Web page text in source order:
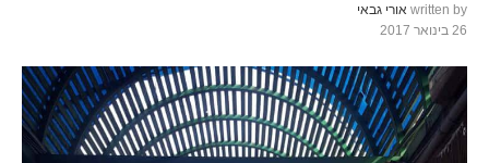
written by אורי גבאי
26 בינואר 2017